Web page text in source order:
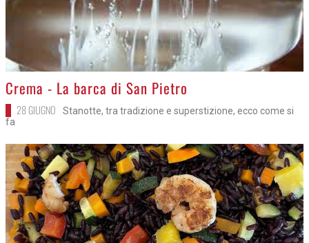
>
Crema - La barca di San Pietro
28 GIUGNO
Stanotte, tra tradizione e superstizione, ecco come si
fa